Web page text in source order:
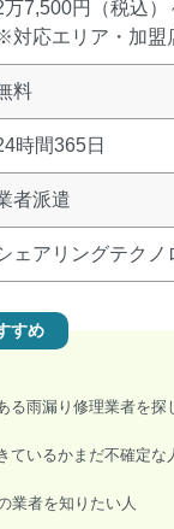
万7,500円（税込）
対応エリア・加盟
料
時間365日
者派遣
ェアリングテクノ
すめ
る雨漏り修理業者を探
ているかまだ不確定な
業者を知りたい人